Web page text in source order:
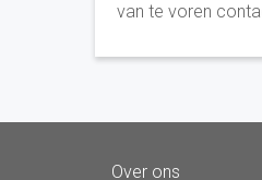
van te voren
Over ons